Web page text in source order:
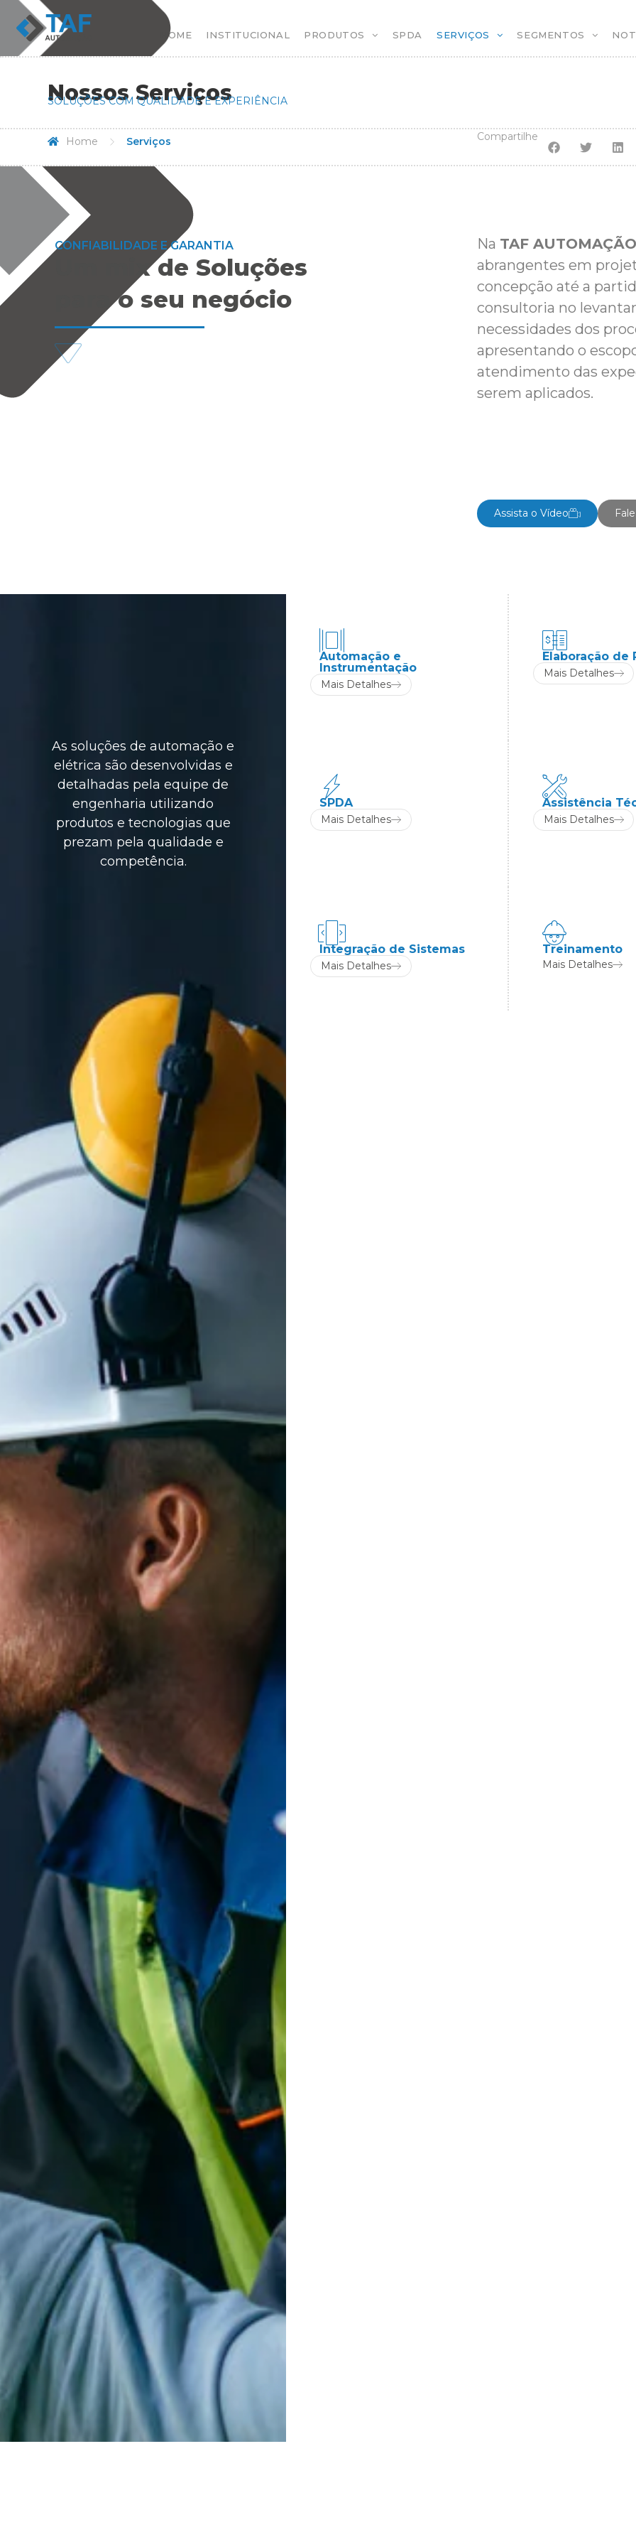
HOME INSTITUCIONAL PRODUTOS SPDA SERVIÇOS SEGMENTOS
Nossos Serviços
SOLUÇÕES COM QUALIDADE E EXPERIÊNCIA
Home Serviços Compartilhe
CONFIABILIDADE E GARANTIA
Um mix de Soluções
para o seu negócio
Na TAF
abrangentes em
concepção até a
consultoria no
necessidades dos
apresentando o
atendimento das
serem aplicados.
Assista o Vídeo
As soluções de automação e
elétrica são desenvolvidas e
detalhadas pela equipe de
engenharia utilizando
produtos e tecnologias que
prezam pela qualidade e
competência.
Automação e
Instrumentação
Mais Detalhes
Elaboração de
Mais Detalhes
SPDA
Mais Detalhes
Assistência
Mais Detalhes
Integração de Sistemas
Mais Detalhes
Treinamento
Mais Detalhes